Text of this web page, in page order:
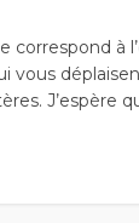
correspond à
vous
J’espère